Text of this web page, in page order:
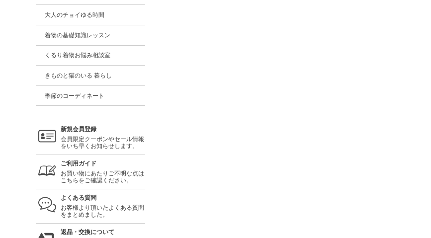
大人のチョイゆる時間
着物の基礎知識レッスン
くるり着物お悩み相談室
きものと猫のいる 暮らし
季節のコーディネート
新規会員登録
会員限定クーポンやセール情報
をいち早くお知らせします。
ご利用ガイド
お買い物にあたりご不明な点は
こちらをご確認ください。
よくある質問
お客様より頂いたよくある質問
をまとめました。
返品・交換について